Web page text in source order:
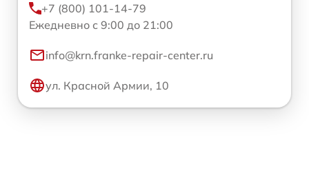
+7 (800) 101-14-79
Ежедневно с 9:00 до 21:00
info@krn.franke-repair-center.ru
ул. Красной Армии, 10